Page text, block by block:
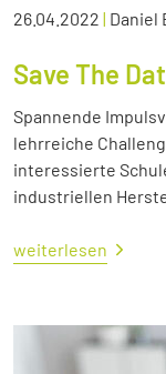
26.04.2022 | Daniel
Save The
Spannende
lehrreiche
interessierte
industriellen
weiterlesen